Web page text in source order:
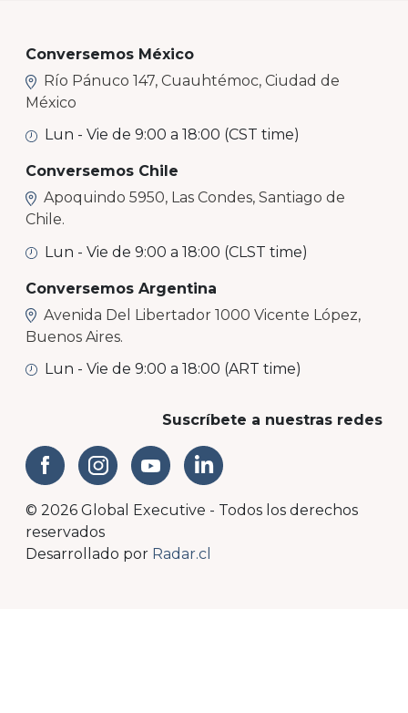
Conversemos México
Río Pánuco 147, Cuauhtémoc, Ciudad de
México
Lun - Vie de 9:00 a 18:00 (CST time)
Conversemos Chile
Apoquindo 5950, Las Condes, Santiago de
Chile.
Lun - Vie de 9:00 a 18:00 (CLST time)
Conversemos Argentina
Avenida Del Libertador 1000 Vicente López,
Buenos Aires.
Lun - Vie de 9:00 a 18:00 (ART time)
Suscríbete a nuestras redes
© 2026 Global Executive - Todos los derechos
reservados
Desarrollado por Radar.cl